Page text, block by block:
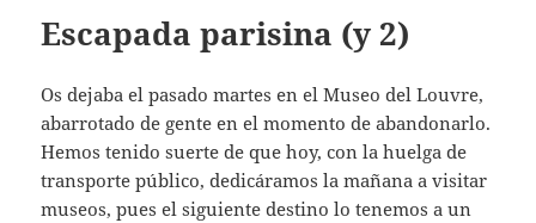
Escapada parisina (y 2)
Os dejaba el pasado martes en el Museo del Louvre,
abarrotado de gente en el momento de abandonarlo.
Hemos tenido suerte de que hoy, con la huelga de
transporte público, dedicáramos la mañana a visitar
museos, pues el siguiente destino lo tenemos a un